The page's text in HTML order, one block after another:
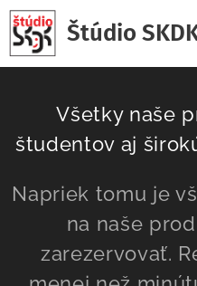
Štúdio
Všetky naše
študentov aj
Napriek tomu je
na naše
zarezervovať.